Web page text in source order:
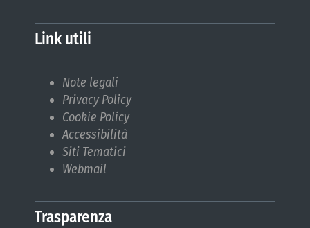
Link utili
Note legali
Privacy Policy
Cookie Policy
Accessibilità
Siti Tematici
Webmail
Trasparenza